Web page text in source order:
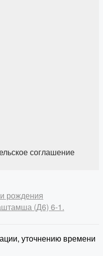
соглашение
рождения
(Д6) 6-1.
уточнению времени